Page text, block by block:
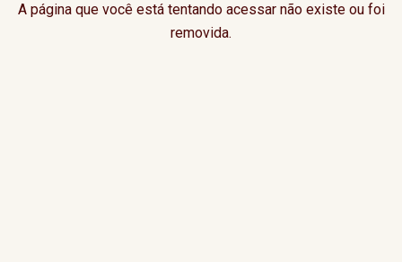
A página que você está tentando acessar não existe ou foi
removida.